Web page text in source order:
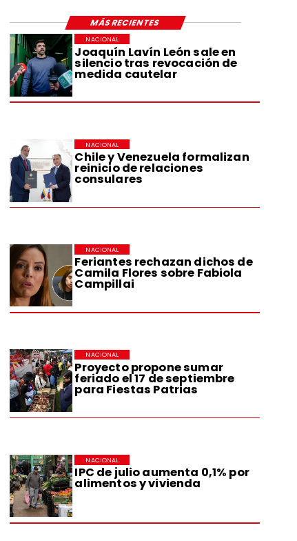
Joaquín Lavín León sale en
silencio tras revocación de
medida cautelar
NACIONAL
Chile y Venezuela formalizan
reinicio de relaciones
consulares
NACIONAL
Feriantes rechazan dichos de
Camila Flores sobre Fabiola
Campillai
NACIONAL
Proyecto propone sumar
feriado el 17 de septiembre
para Fiestas Patrias
NACIONAL
IPC de julio aumenta 0,1% por
alimentos y vivienda
NACIONAL
MÁS RECIENTES